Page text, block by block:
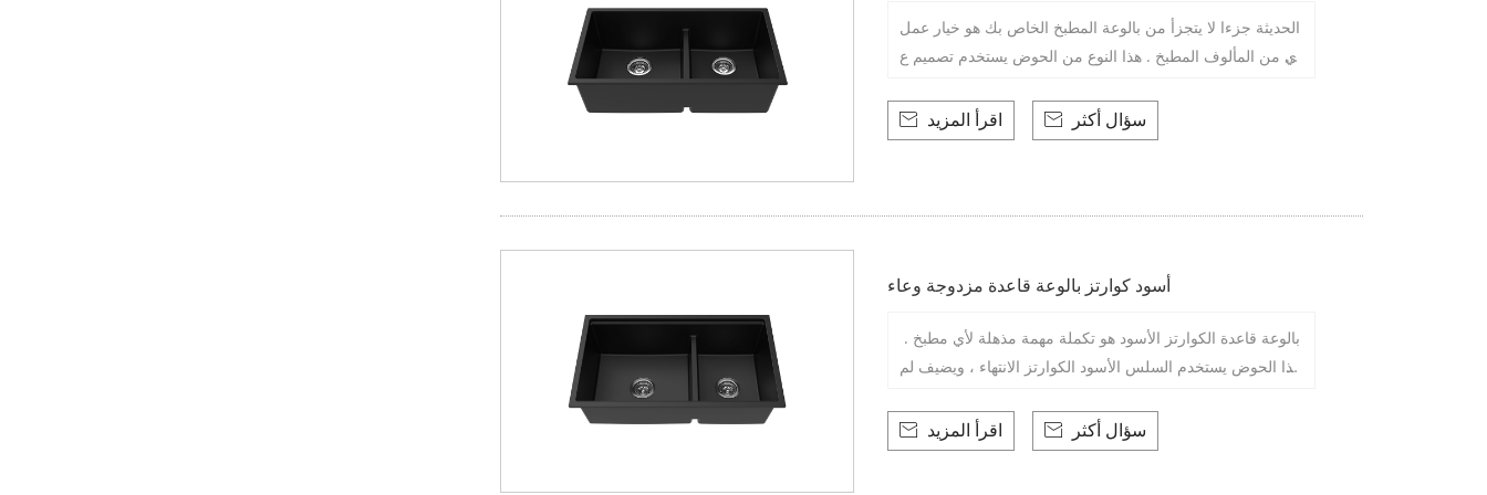
الحديثة جزءا لا يتجزأ من بالوعة المطبخ الخاص بك هو خيار عمل
ي من المألوف المطبخ . هذا النوع من الحوض يستخدم تصميم ع
 اقرأ المزيد  سؤال أكثر
أسود كوارتز بالوعة قاعدة مزدوجة وعاء
بالوعة قاعدة الكوارتز الأسود هو تكملة مهمة مذهلة لأي مطبخ .
هذا الحوض يستخدم السلس الأسود الكوارتز الانتهاء ، ويضيف لم
 اقرأ المزيد  سؤال أكثر